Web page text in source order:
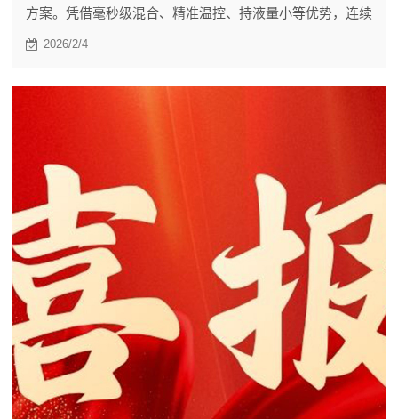
方案。凭借毫秒级混合、精准温控、持液量小等优势，连续
流系统可实现反应条件的精细控制，大幅提高工艺的可控
2026/2/4